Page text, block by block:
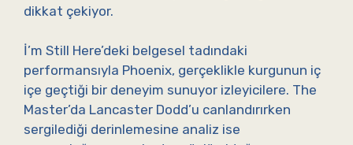
dikkat çekiyor.
İ’m Still Here’deki belgesel tadındaki
performansıyla Phoenix, gerçeklikle kurgunun iç
içe geçtiği bir deneyim sunuyor izleyicilere. The
Master’da Lancaster Dodd’u canlandırırken
sergilediği derinlemesine analiz ise